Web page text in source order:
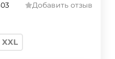
Добавить отзыв
XXL